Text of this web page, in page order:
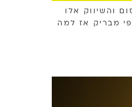
והשיווק אלו
מבריק אז למה